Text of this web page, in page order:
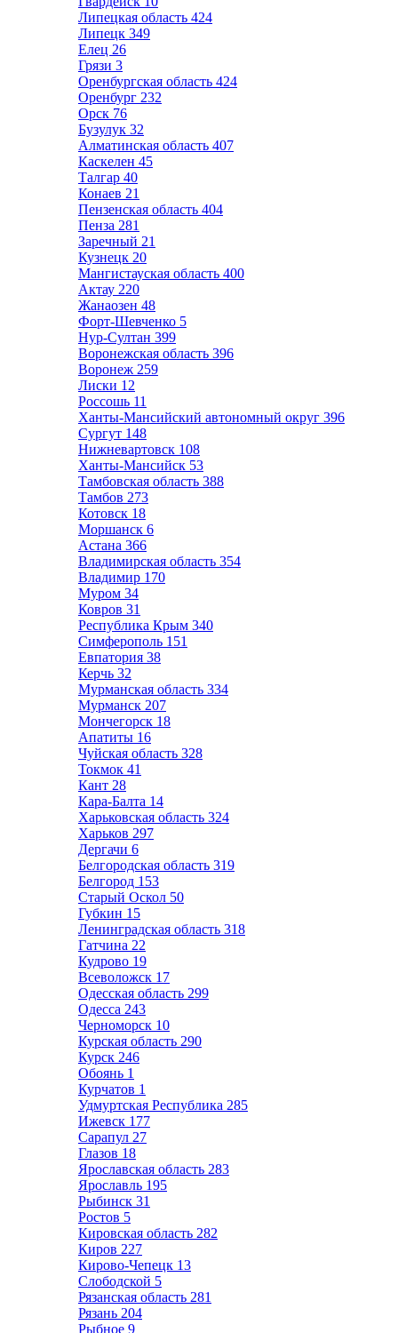
Липецкая область 424
Липецк 349
Елец 26
Грязи 3
Оренбургская область 424
Оренбург 232
Орск 76
Бузулук 32
Алматинская область 407
Каскелен 45
Талгар 40
Конаев 21
Пензенская область 404
Пенза 281
Заречный 21
Кузнецк 20
Мангистауская область 400
Актау 220
Жанаозен 48
Форт-Шевченко 5
Нур-Султан 399
Воронежская область 396
Воронеж 259
Лиски 12
Россошь 11
Ханты-Мансийский автономный округ 396
Сургут 148
Нижневартовск 108
Ханты-Мансийск 53
Тамбовская область 388
Тамбов 273
Котовск 18
Моршанск 6
Астана 366
Владимирская область 354
Владимир 170
Муром 34
Ковров 31
Республика Крым 340
Симферополь 151
Евпатория 38
Керчь 32
Мурманская область 334
Мурманск 207
Мончегорск 18
Апатиты 16
Чуйская область 328
Токмок 41
Кант 28
Кара-Балта 14
Харьковская область 324
Харьков 297
Дергачи 6
Белгородская область 319
Белгород 153
Старый Оскол 50
Губкин 15
Ленинградская область 318
Гатчина 22
Кудрово 19
Всеволожск 17
Одесская область 299
Одесса 243
Черноморск 10
Курская область 290
Курск 246
Обоянь 1
Курчатов 1
Удмуртская Республика 285
Ижевск 177
Сарапул 27
Глазов 18
Ярославская область 283
Ярославль 195
Рыбинск 31
Ростов 5
Кировская область 282
Киров 227
Кирово-Чепецк 13
Слободской 5
Рязанская область 281
Рязань 204
Рыбное 9